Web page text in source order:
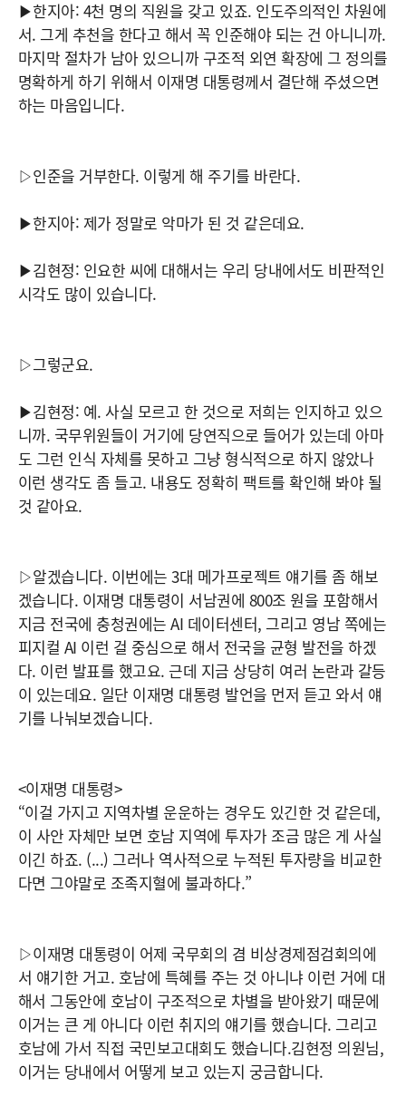
▶한지아: 4천 명의 직원을 갖고 있죠. 인도주의적인 차원에
서. 그게 추천을 한다고 해서 꼭 인준해야 되는 건 아니니까.
마지막 절차가 남아 있으니까 구조적 외연 확장에 그 정의를
명확하게 하기 위해서 이재명 대통령께서 결단해 주셨으면
하는 마음입니다.
▷인준을 거부한다. 이렇게 해 주기를 바란다.
▶한지아: 제가 정말로 악마가 된 것 같은데요.
▶김현정: 인요한 씨에 대해서는 우리 당내에서도 비판적인
시각도 많이 있습니다.
▷그렇군요.
▶김현정: 예. 사실 모르고 한 것으로 저희는 인지하고 있으
니까. 국무위원들이 거기에 당연직으로 들어가 있는데 아마
도 그런 인식 자체를 못하고 그냥 형식적으로 하지 않았나
이런 생각도 좀 들고. 내용도 정확히 팩트를 확인해 봐야 될
것 같아요.
▷알겠습니다. 이번에는 3대 메가프로젝트 얘기를 좀 해보
겠습니다. 이재명 대통령이 서남권에 800조 원을 포함해서
지금 전국에 충청권에는 AI 데이터센터, 그리고 영남 쪽에는
피지컬 AI 이런 걸 중심으로 해서 전국을 균형 발전을 하겠
다. 이런 발표를 했고요. 근데 지금 상당히 여러 논란과 갈등
이 있는데요. 일단 이재명 대통령 발언을 먼저 듣고 와서 얘
기를 나눠보겠습니다.
<이재명 대통령>
“이걸 가지고 지역차별 운운하는 경우도 있긴한 것 같은데,
이 사안 자체만 보면 호남 지역에 투자가 조금 많은 게 사실
이긴 하죠. (...) 그러나 역사적으로 누적된 투자량을 비교한
다면 그야말로 조족지혈에 불과하다.”
▷이재명 대통령이 어제 국무회의 겸 비상경제점검회의에
서 얘기한 거고. 호남에 특혜를 주는 것 아니냐 이런 거에 대
해서 그동안에 호남이 구조적으로 차별을 받아왔기 때문에
이거는 큰 게 아니다 이런 취지의 얘기를 했습니다. 그리고
호남에 가서 직접 국민보고대회도 했습니다.김현정 의원님,
이거는 당내에서 어떻게 보고 있는지 궁금합니다.